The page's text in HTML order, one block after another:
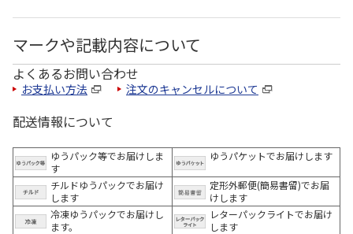
マークや記載内容について
よくあるお問い合わせ
お支払い方法 注文のキャンセルについて
配送情報について
ゆうパック等でお届けしま
す
ゆうパケットでお届けします
チルドゆうパックでお届け
します
定形外郵便(簡易書留)でお届
けします
冷凍ゆうパックでお届けし
ます。
レターパックライトでお届け
します